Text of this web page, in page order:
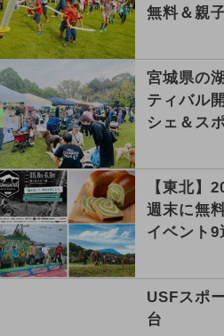
無料＆親
宮城県の
ティバル
シェ＆ス
【東北】
週末に無
イベント9
USFスポ
台